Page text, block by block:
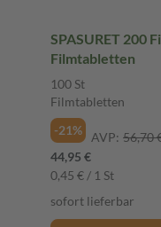
SPASURET 200
Filmtabletten
100 St
Filmtabletten
-21%
AVP: 56,70
44,95 €
0,45 € / 1 St
sofort lieferbar